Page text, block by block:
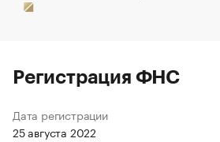
Регистрация ФНС
Дата регистрации
25 августа 2022